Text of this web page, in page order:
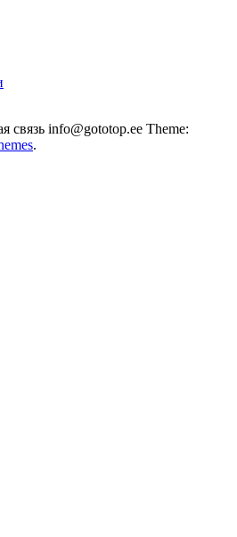
связь info@gototop.ee Theme:
.